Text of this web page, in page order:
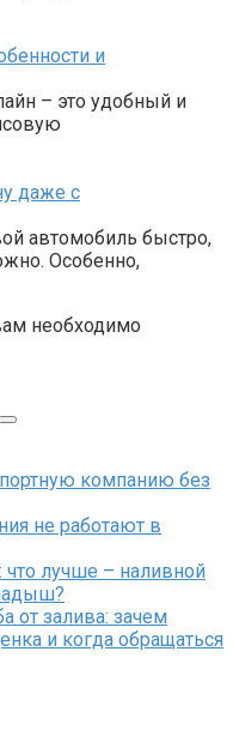
и
– это удобный и
даже с
автомобиль быстро,
Особенно,
необходимо
компанию без
не работают в
что лучше – наливной
от залива: зачем
и когда обращаться